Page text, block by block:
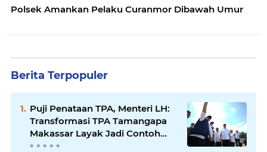
Polsek Amankan Pelaku Curanmor Dibawah Umur
Berita Terpopuler
Puji Penataan TPA, Menteri LH:
Transformasi TPA Tamangapa
Makassar Layak Jadi Contoh
Nasional